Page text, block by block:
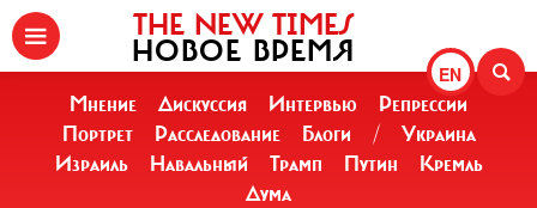
EN
THE NEW TIMES
НОВОЕ ВРЕМЯ
Мнение Дискуссия Интервью
Репрессии
Портрет
Расследование Блоги /
Украина
Израиль
Навальный Трамп Путин
Кремль
Дума